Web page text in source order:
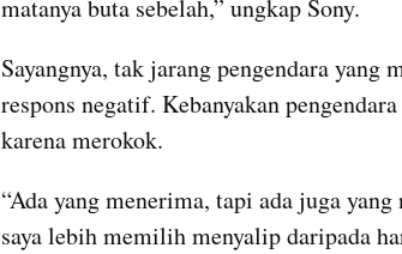
matanya buta sebelah,” ungkap Sony.
Sayangnya, tak jarang pengendara yang
respons negatif. Kebanyakan
karena merokok.
“Ada yang menerima, tapi ada juga
saya lebih memilih menyalip daripada